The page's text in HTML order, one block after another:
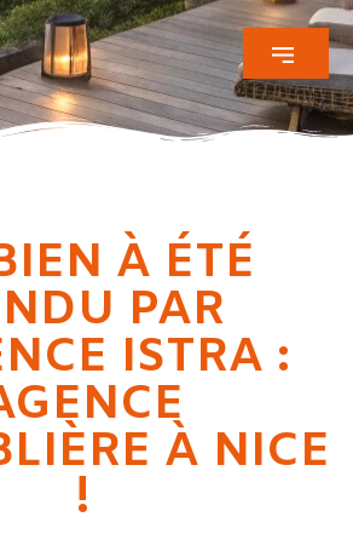
À ÉTÉ
PAR
ISTRA :
À NICE
!